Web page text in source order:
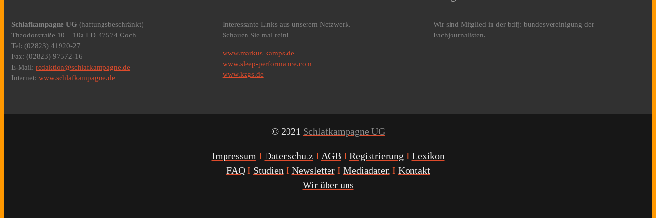
Schlafkampagne UG (haftungsbeschränkt)
Theodorstraße 10 – 10a I D-47574 Goch
Tel: (02823) 41920-27
Fax: (02823) 97572-16
E-Mail:redaktion@schlafkampagne.de
Internet:www.schlafkampagne.de
Interessante Links aus unserem Netzwerk.
Schauen Sie mal rein!
www.markus-kamps.de
www.sleep-performance.com
www.kzgs.de
Wir sind Mitglied in der bdfj: bundesvereinigung der
Fachjournalisten.
© 2021 Schlafkampagne UG
Impressum I Datenschutz I AGB I Registrierung I Lexikon
FAQ I Studien I Newsletter I Mediadaten I Kontakt
Wir über uns